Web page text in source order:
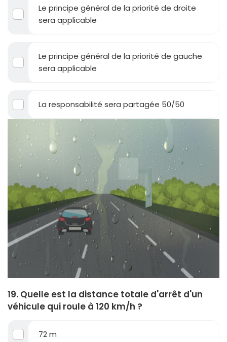
Le principe général de la priorité de droite
sera applicable
Le principe général de la priorité de gauche
sera applicable
La responsabilité sera partagée 50/50
19. Quelle est la distance totale d'arrêt d'un
véhicule qui roule à 120 km/h ?
72 m